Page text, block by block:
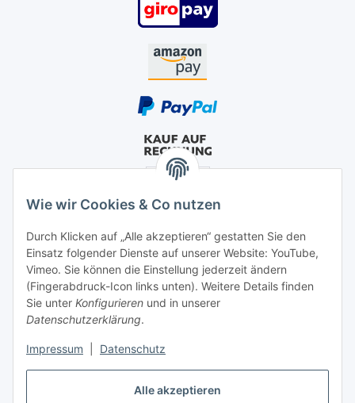
Alle akzeptieren
Wie wir Cookies & Co nutzen
Durch Klicken auf „Alle akzeptieren“ gestatten Sie den
Einsatz folgender Dienste auf unserer Website: YouTube,
Vimeo. Sie können die Einstellung jederzeit ändern
(Fingerabdruck-Icon links unten). Weitere Details finden
Sie unter Konfigurieren und in unserer
Datenschutzerklärung.
Impressum Datenschutz